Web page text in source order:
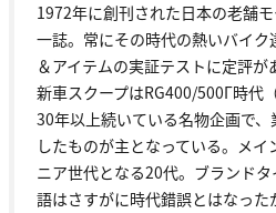
1972年に創刊された日本の老舗
一誌。常にその時代の熱いバイ
＆アイテムの実証テストに定評
新車スクープはRG400/500Γ時代
30年以上続いている名物企画で
したものが主となっている。メ
ニア世代となる20代。ブランド
語はさすがに時代錯誤とはなっ